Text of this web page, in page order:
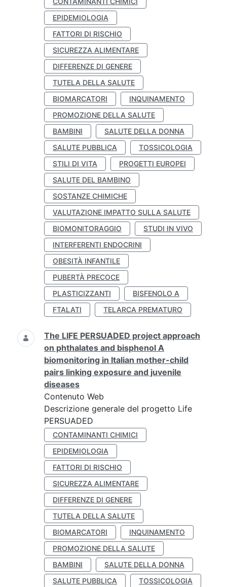
EPIDEMIOLOGIA
FATTORI DI RISCHIO
SICUREZZA ALIMENTARE
DIFFERENZE DI GENERE
TUTELA DELLA SALUTE
BIOMARCATORI
INQUINAMENTO
PROMOZIONE DELLA SALUTE
BAMBINI
SALUTE DELLA DONNA
SALUTE PUBBLICA
TOSSICOLOGIA
STILI DI VITA
PROGETTI EUROPEI
SALUTE DEL BAMBINO
SOSTANZE CHIMICHE
VALUTAZIONE IMPATTO SULLA SALUTE
BIOMONITORAGGIO
STUDI IN VIVO
INTERFERENTI ENDOCRINI
OBESITÀ INFANTILE
PUBERTÀ PRECOCE
PLASTICIZZANTI
BISFENOLO A
FTALATI
TELARCA PREMATURO
The LIFE PERSUADED project approach
on phthalates and bisphenol A
biomonitoring in Italian mother-child
pairs linking exposure and juvenile
diseases
Contenuto Web
Descrizione generale del progetto Life
PERSUADED
CONTAMINANTI CHIMICI
EPIDEMIOLOGIA
FATTORI DI RISCHIO
SICUREZZA ALIMENTARE
DIFFERENZE DI GENERE
TUTELA DELLA SALUTE
BIOMARCATORI
INQUINAMENTO
PROMOZIONE DELLA SALUTE
BAMBINI
SALUTE DELLA DONNA
SALUTE PUBBLICA
TOSSICOLOGIA